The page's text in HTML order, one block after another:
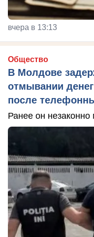
вчера в 13:13
Общество
В Молдове
отмывании
после
Ранее он незаконно